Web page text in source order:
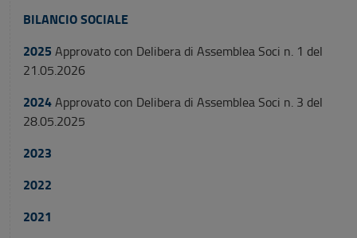
BILANCIO SOCIALE
2025 Approvato con Delibera di Assemblea Soci n. 1 del
21.05.2026
2024Approvato con Delibera di Assemblea Soci n. 3 del
28.05.2025
2023
2022
2021